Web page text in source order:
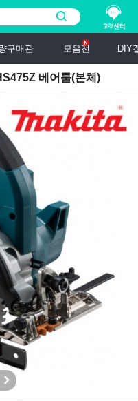
구매관 모음전 DIY
베어툴(본체)